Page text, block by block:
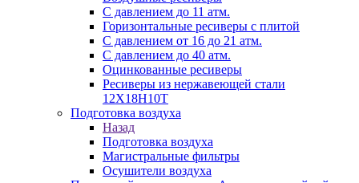
С давлением до 11 атм.
Горизонтальные ресиверы с плитой
С давлением от 16 до 21 атм.
С давлением до 40 атм.
Оцинкованные ресиверы
Ресиверы из нержавеющей стали
12Х18Н10Т
Подготовка воздуха
Назад
Подготовка воздуха
Магистральные фильтры
Осушители воздуха